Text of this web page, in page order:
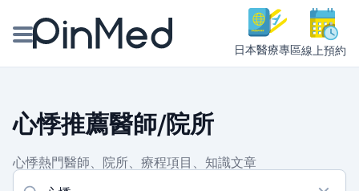
日本醫療專區線上預約
醫師專欄專訪
健康主題館
心悸推薦醫師/院所
心悸熱門醫師、院所、療程項目、知識文章